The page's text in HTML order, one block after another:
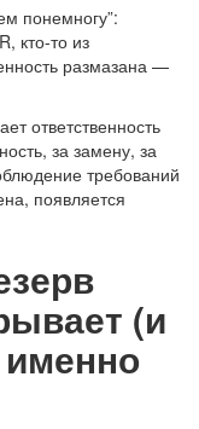
понемногу”:
кто-то из
размазана —
ответственность
за замену, за
требований
появляется
(и